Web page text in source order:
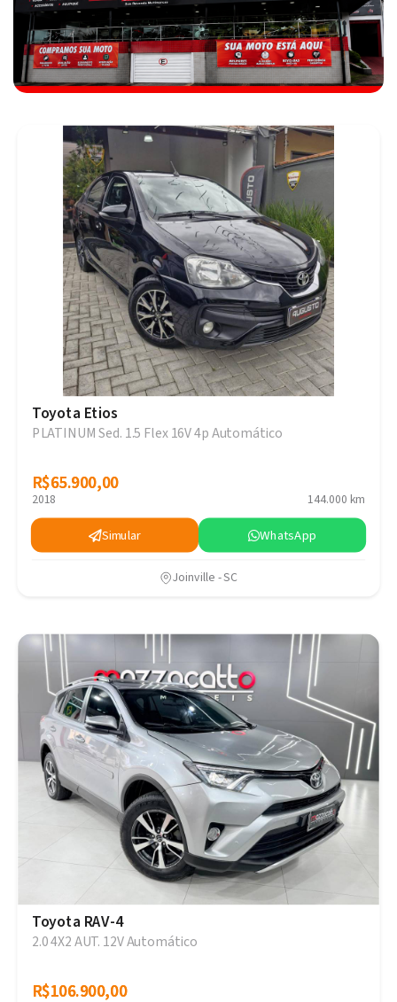
Toyota Etios
PLATINUM Sed. 1.5 Flex 16V 4p Automático
R$65.900,00
R$65.900,00
2018 144.000 km
Simular WhatsApp
Joinville - SC
Toyota RAV-4
2.0 4X2 AUT. 12V Automático
R$106.900,00
R$106.900,00